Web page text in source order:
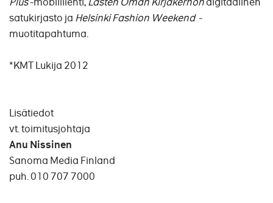
satukirjasto ja Helsinki Fashion Weekend-
muotitapahtuma.
*KMT Lukija 2012
Lisätiedot
vt. toimitusjohtaja
Anu Nissinen
Sanoma Media Finland
puh. 010 707 7000